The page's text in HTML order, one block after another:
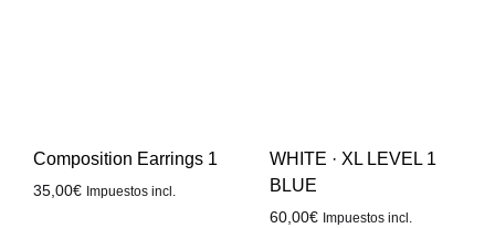
Composition Earrings 1
35,00€ Impuestos incl.
WHITE · XL LEVEL 1
BLUE
60,00€ Impuestos incl.